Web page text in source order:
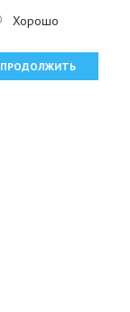
Хорошо
ПРОДОЛЖИТЬ